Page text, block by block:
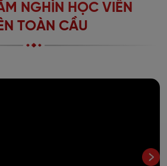
NGHÌN HỌC VIÊN
TOÀN CẦU